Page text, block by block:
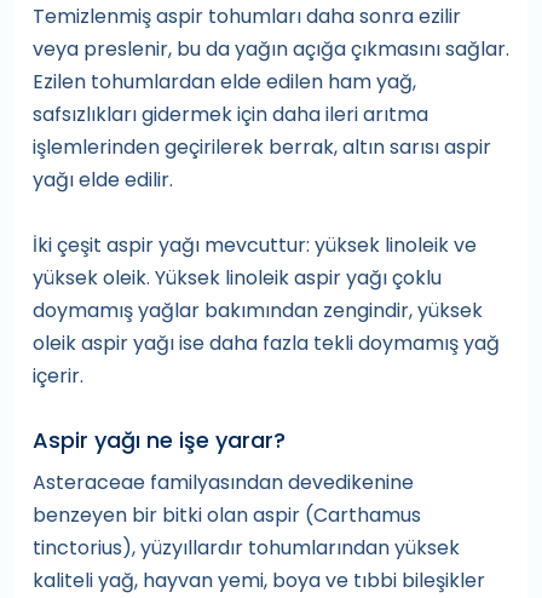
Temizlenmiş aspir tohumları daha sonra ezilir
veya preslenir, bu da yağın açığa çıkmasını sağlar.
Ezilen tohumlardan elde edilen ham yağ,
safsızlıkları gidermek için daha ileri arıtma
işlemlerinden geçirilerek berrak, altın sarısı aspir
yağı elde edilir.
İki çeşit aspir yağı mevcuttur: yüksek linoleik ve
yüksek oleik. Yüksek linoleik aspir yağı çoklu
doymamış yağlar bakımından zengindir, yüksek
oleik aspir yağı ise daha fazla tekli doymamış yağ
içerir.
Aspir yağı ne işe yarar?
Asteraceae familyasından devedikenine
benzeyen bir bitki olan aspir (Carthamus
tinctorius), yüzyıllardır tohumlarından yüksek
kaliteli yağ, hayvan yemi, boya ve tıbbi bileşikler